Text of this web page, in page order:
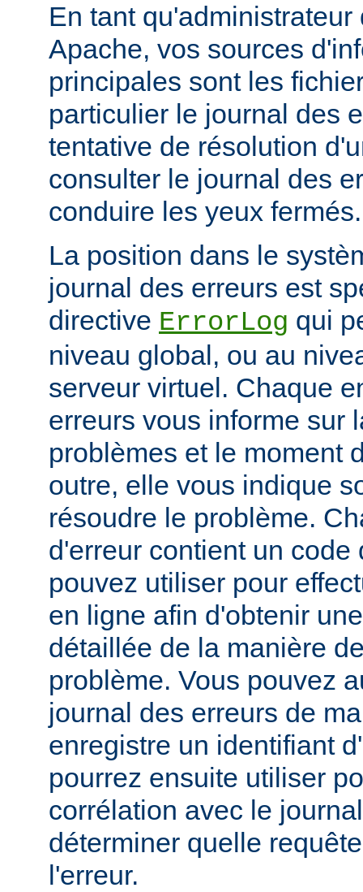
En tant
Apache, vos sources
principales sont les
particulier le journal des
tentative de résolution
consulter le journal des
conduire les yeux fermés.
La position dans le
journal des erreurs est
directive ErrorLog qui
niveau global, ou au
serveur virtuel. Chaque
erreurs vous informe sur
problèmes et le moment
outre, elle vous indique
résoudre le problème.
d'erreur contient un code
pouvez utiliser pour
en ligne afin d'obtenir
détaillée de la manière
problème. Vous pouvez
journal des erreurs de
enregistre un identifiant
pourrez ensuite utiliser
corrélation avec le
déterminer quelle
l'erreur.